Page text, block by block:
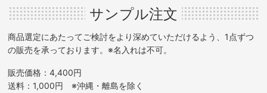
サンプル注文
商品選定にあたってご検討をより深めていただけるよう、1点ずつ
の販売を承っております。※名入れは不可。
販売価格：4,400円
送料：1,000円 ※沖縄・離島を除く